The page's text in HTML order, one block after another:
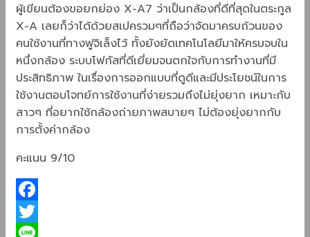
ผู้เขียนต้องขอยกย่อง X-A7 ว่าเป็นกล้องที่ดีที่สุดในตระกูล
X-A เลยก็ว่าได้ด้วยสเปครวมๆที่ถือว่าจัดมาครบถ้วนของ
คนใช้งานที่ทางฟูจิเล็งไว้ ทั้งยังยัดเทคโนโลยีมาให้ครบจบใน
หนึ่งกล้อง ระบบโฟกัสที่ดีเยี่ยมจนตกใจกับการทำงานที่มี
ประสิทธิภาพ ในเรื่องการออกแบบที่ดูดีและมีประโยชน์ในการ
ใช้งานตอบโจทย์การใช้งานที่ง่ายรวมถึงไม่ยุ่งยาก เหมาะกับ
สาวๆ ที่อยากใช้กล้องถ่ายภาพสบายๆ ไม่ต้องยุ่งยากกับ
การตั้งค่ากล้อง
คะแนน 9/10
Facebook